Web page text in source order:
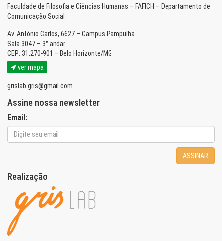
Faculdade de Filosofia e Ciências Humanas – FAFICH – Departamento de
Comunicação Social
Av. Antônio Carlos, 6627 – Campus Pampulha
Sala 3047 – 3° andar
CEP: 31.270-901 – Belo Horizonte/MG
ver mapa
grislab.gris@gmail.com
Assine nossa newsletter
Email:
ASSINAR
Realização